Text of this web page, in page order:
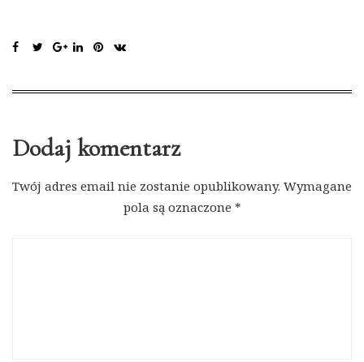
Dodaj komentarz
Twój adres email nie zostanie opublikowany. Wymagane
pola są oznaczone *